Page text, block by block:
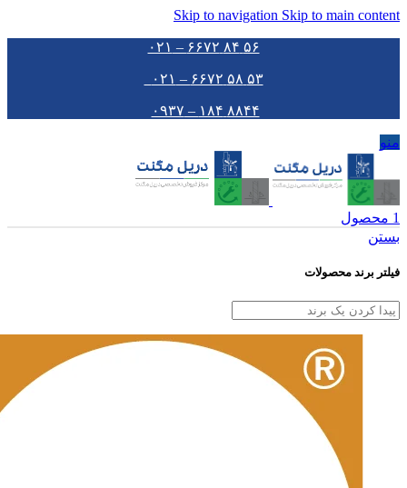
Skip to navigation Skip to main content
۵۶ ۸۴ ۶۶۷۲ – ۰۲۱
۵۳ ۵۸ ۶۶۷۲ – ۰۲۱
۸۸۴۴ ۱۸۴ – ۰۹۳۷
منو
1 محصول
بستن
فیلتر برند محصولات